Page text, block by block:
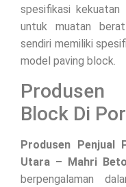
spesifikasi kekuatan
untuk muatan
sendiri memiliki
model paving block.
Block Di
Produsen Penjual
Utara – Mahri
berpengalaman